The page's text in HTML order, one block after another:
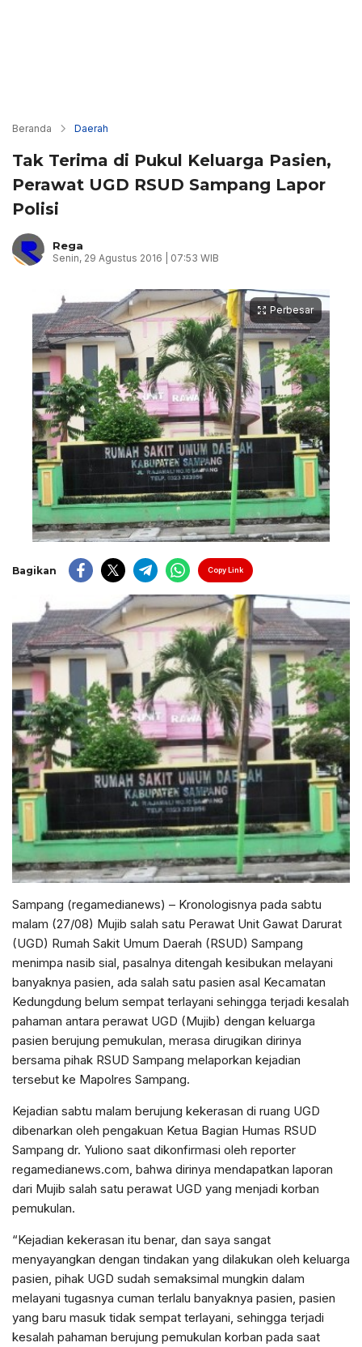
Beranda Daerah
Tak Terima di Pukul Keluarga Pasien,
Perawat UGD RSUD Sampang Lapor
Polisi
Rega
Senin, 29 Agustus 2016 | 07:53 WIB
Perbesar
Bagikan Copy Link
Sampang (regamedianews) – Kronologisnya pada sabtu
malam (27/08) Mujib salah satu Perawat Unit Gawat Darurat
(UGD) Rumah Sakit Umum Daerah (RSUD) Sampang
menimpa nasib sial, pasalnya ditengah kesibukan melayani
banyaknya pasien, ada salah satu pasien asal Kecamatan
Kedungdung belum sempat terlayani sehingga terjadi kesalah
pahaman antara perawat UGD (Mujib) dengan keluarga
pasien berujung pemukulan, merasa dirugikan dirinya
bersama pihak RSUD Sampang melaporkan kejadian
tersebut ke Mapolres Sampang.
Kejadian sabtu malam berujung kekerasan di ruang UGD
dibenarkan oleh pengakuan Ketua Bagian Humas RSUD
Sampang dr. Yuliono saat dikonfirmasi oleh reporter
regamedianews.com, bahwa dirinya mendapatkan laporan
dari Mujib salah satu perawat UGD yang menjadi korban
pemukulan.
“Kejadian kekerasan itu benar, dan saya sangat
menyayangkan dengan tindakan yang dilakukan oleh keluarga
pasien, pihak UGD sudah semaksimal mungkin dalam
melayani tugasnya cuman terlalu banyaknya pasien, pasien
yang baru masuk tidak sempat terlayani, sehingga terjadi
kesalah pahaman berujung pemukulan korban pada saat